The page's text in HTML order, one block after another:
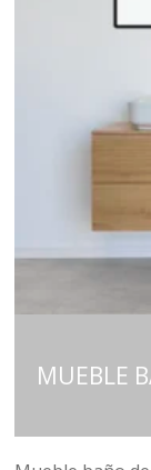
MUEBLE